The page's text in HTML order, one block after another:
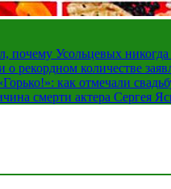
почему Усольцевых никогда
рекордном количестве
как отмечали
смерти актера Сергея